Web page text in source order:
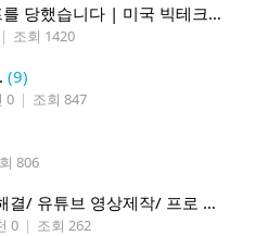
남편이 하루 아침에 레이오프를 당했습니다 | 미국 빅테크의 현실
| 조회 1420
(9)
0 | 조회 847
806
웹사이트 제작/ 컴퓨터 문제해결/ 유튜브 영상제작/ 프로 사진촬영
0 | 조회 262